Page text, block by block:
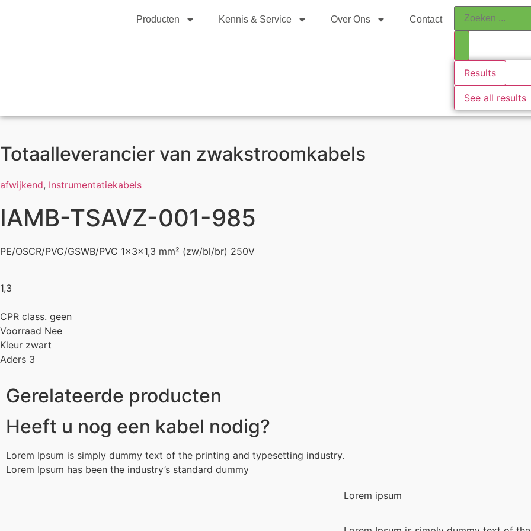
Producten Kennis & Service Over Ons Contact
Results
See all results
Totaalleverancier van zwakstroomkabels
afwijkend, Instrumentatiekabels
IAMB-TSAVZ-001-985
PE/OSCR/PVC/GSWB/PVC 1x3x1,3 mm² (zw/bl/br) 250V
1,3
CPR class. geen
Voorraad Nee
Kleur zwart
Aders 3
Gerelateerde producten
Heeft u nog een kabel nodig?
Lorem Ipsum is simply dummy text of the printing and typesetting industry.
Lorem Ipsum has been the industry’s standard dummy
Lorem ipsum